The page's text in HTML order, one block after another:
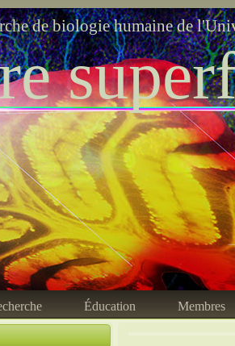
de biologie humaine de
Éducation Membres